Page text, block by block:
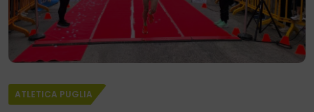
ATLETICA PUGLIA